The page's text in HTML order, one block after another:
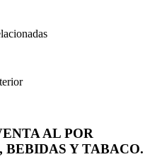
AL POR
Y TABACO.